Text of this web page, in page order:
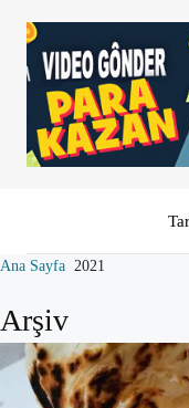
Ana Sayfa 2021
Arşiv